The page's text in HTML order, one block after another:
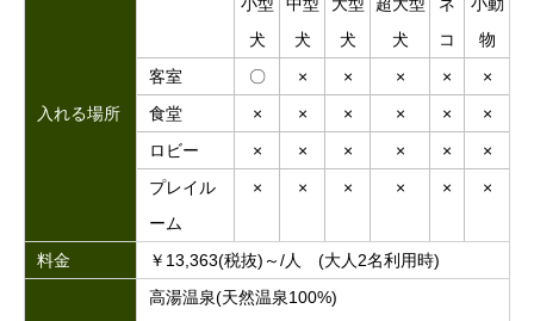
入れる場所
犬
犬
犬
犬
コ
物
客室
〇 × × × ×
×
食堂
× × × × ×
×
ロビー
× × × × ×
×
プレイル
ーム
× × × × × ×
料金 ￥13,363(税抜)～/人 (大人2名利用時)
高湯温泉(天然温泉100%)